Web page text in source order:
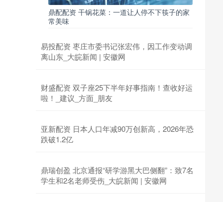
鼎配配资 干锅花菜：一道让人停不下筷子的家
常美味
易投配资 枣庄市委书记张宏伟，因工作变动调
离山东_大皖新闻 | 安徽网
财盛配资 双子座25下半年好事指南！查收好运
啦！_建议_方面_朋友
亚新配资 日本人口年减90万创新高，2026年恐
跌破1.2亿
鼎瑞创盈 北京通报“研学游黑大巴侧翻”：致7名
学生和2名老师受伤_大皖新闻 | 安徽网